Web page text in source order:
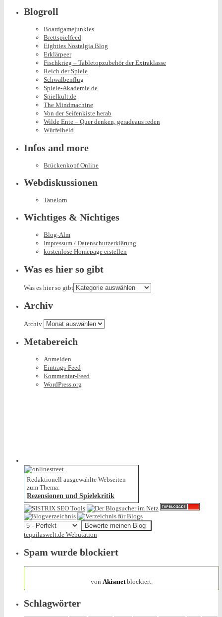
Blogroll
Boardgamejunkies
Brettspielfeed
Eighties Nostalgia Blog
Erklärpeer
Fischkrieg – Tabletopzubehör der Extraklasse
Reich der Spiele
Schwalbenflug
Spiele-Akademie.de
Spielkult.de
The Mindmachine
Von der Seifenkiste herab
Wilde Ente – Quer denken, geradeaus reden
Würfelheld
Infos and more
Brückenkopf Online
Webdiskussionen
Tanelorn
Wichtiges & Nichtiges
Blog-Alm
Impressum / Datenschutzerklärung
kostenlose Homepage erstellen
Was es hier so gibt
Was es hier so gibt
Archiv
Archiv
Metabereich
Anmelden
Eintrags-Feed
Kommentar-Feed
WordPress.org
Redaktionell ausgewählte Webseiten
zum Thema:
Rezensionen und Spielekritik
tequilaswelt.de Webutation
Spam wurde blockiert
von Akismetblockiert.
Schlagwörter